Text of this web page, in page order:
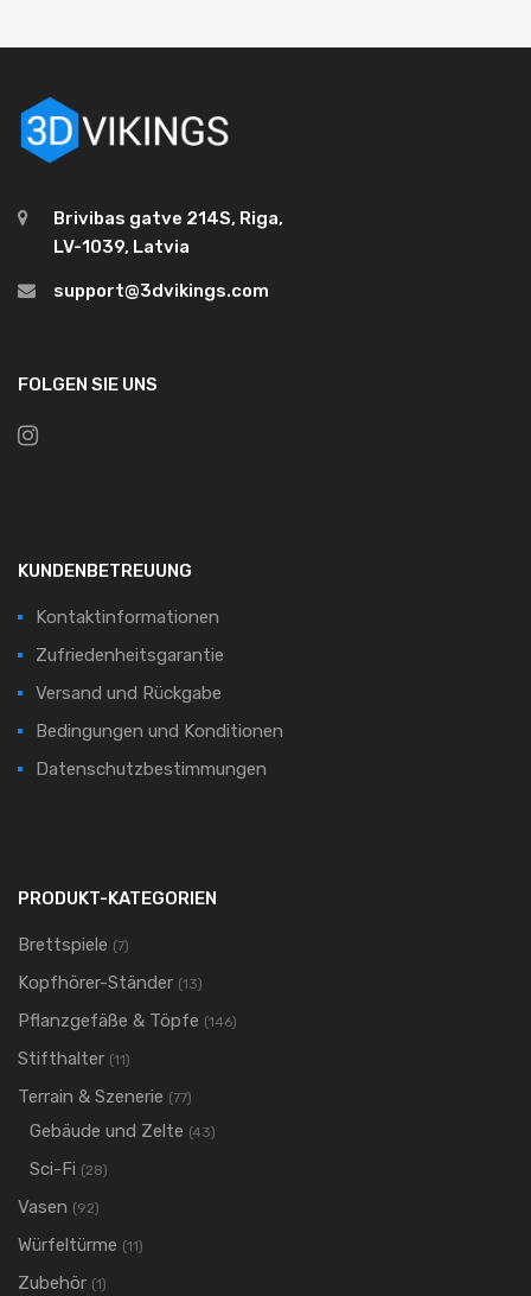
Brivibas gatve 214S, Riga,
LV-1039, Latvia
support@3dvikings.com
FOLGEN SIE UNS
KUNDENBETREUUNG
Kontaktinformationen
Zufriedenheitsgarantie
Versand und Rückgabe
Bedingungen und Konditionen
Datenschutzbestimmungen
PRODUKT-KATEGORIEN
Brettspiele (7)
Kopfhörer-Ständer (13)
Pflanzgefäße & Töpfe (146)
Stifthalter (11)
Terrain & Szenerie (77)
Gebäude und Zelte (43)
Sci-Fi (28)
Vasen (92)
Würfeltürme (11)
Zubehör (1)